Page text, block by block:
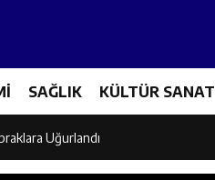
SAĞLIK KÜLTÜR SANAT
Faaliyeti
Uğurlandı